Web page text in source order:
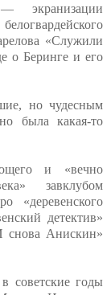
экранизации
«Служили
о Беринге и его
но чудесным
была какая-то
и «вечно
завклубом
«деревенского
детектив»
снова Анискин»
советские годы